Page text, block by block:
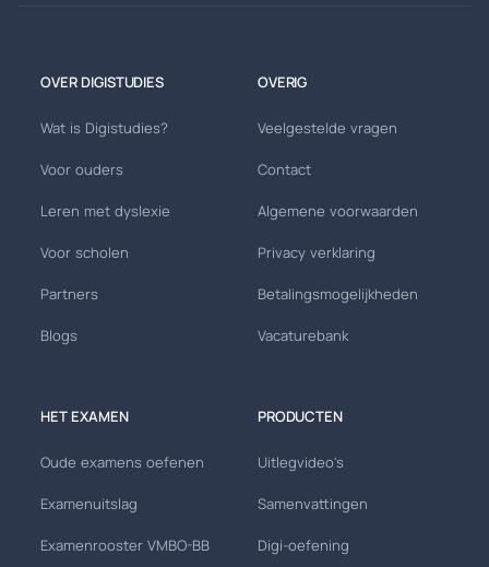
OVER DIGISTUDIES
Wat is Digistudies?
Voor ouders
Leren met dyslexie
Voor scholen
Partners
Blogs
OVERIG
Veelgestelde vragen
Contact
Algemene voorwaarden
Privacy verklaring
Betalingsmogelijkheden
Vacaturebank
HET EXAMEN
Oude examens oefenen
Examenuitslag
Examenrooster VMBO-BB
PRODUCTEN
Uitlegvideo's
Samenvattingen
Digi-oefening